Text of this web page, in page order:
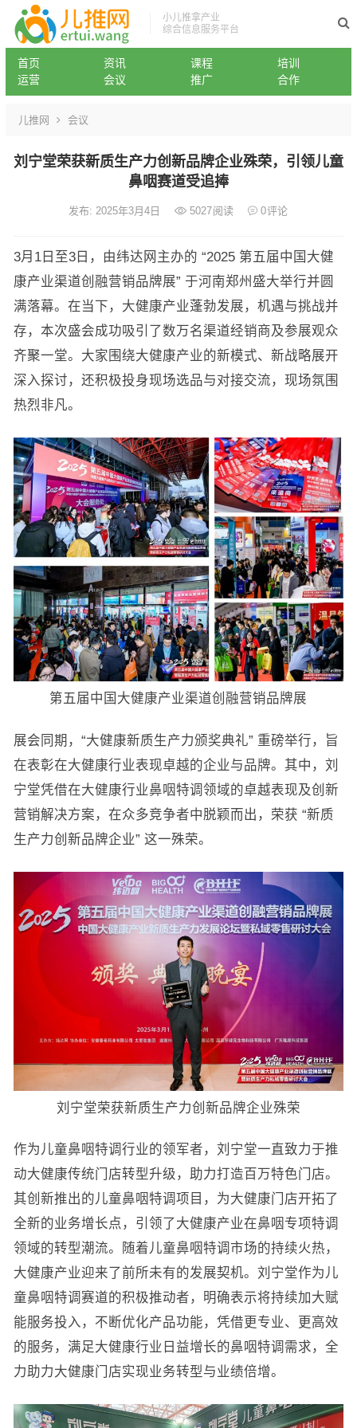
小儿推拿产业
综合信息服务平台
首页 资讯 课程
培训
运营
会议 推广 合作
儿推网 会议
刘宁堂荣获新质生产力创新品牌企业殊荣，引领儿童
鼻咽赛道受追捧
发布: 2025年3月4日 5027阅读 0评论
3月1日至3日，由纬达网主办的 “2025 第五届中国大健
康产业渠道创融营销品牌展” 于河南郑州盛大举行并圆
满落幕。在当下，大健康产业蓬勃发展，机遇与挑战并
存，本次盛会成功吸引了数万名渠道经销商及参展观众
齐聚一堂。大家围绕大健康产业的新模式、新战略展开
深入探讨，还积极投身现场选品与对接交流，现场氛围
热烈非凡。
第五届中国大健康产业渠道创融营销品牌展
展会同期，“大健康新质生产力颁奖典礼” 重磅举行，旨
在表彰在大健康行业表现卓越的企业与品牌。其中，刘
宁堂凭借在大健康行业鼻咽特调领域的卓越表现及创新
营销解决方案，在众多竞争者中脱颖而出，荣获 “新质
生产力创新品牌企业” 这一殊荣。
刘宁堂荣获新质生产力创新品牌企业殊荣
作为儿童鼻咽特调行业的领军者，刘宁堂一直致力于推
动大健康传统门店转型升级，助力打造百万特色门店。
其创新推出的儿童鼻咽特调项目，为大健康门店开拓了
全新的业务增长点，引领了大健康产业在鼻咽专项特调
领域的转型潮流。随着儿童鼻咽特调市场的持续火热，
大健康产业迎来了前所未有的发展契机。刘宁堂作为儿
童鼻咽特调赛道的积极推动者，明确表示将持续加大赋
能服务投入，不断优化产品功能，凭借更专业、更高效
的服务，满足大健康行业日益增长的鼻咽特调需求，全
力助力大健康门店实现业务转型与业绩倍增。